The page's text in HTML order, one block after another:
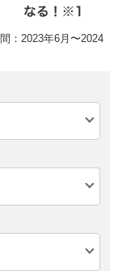
：2023年6月〜2024